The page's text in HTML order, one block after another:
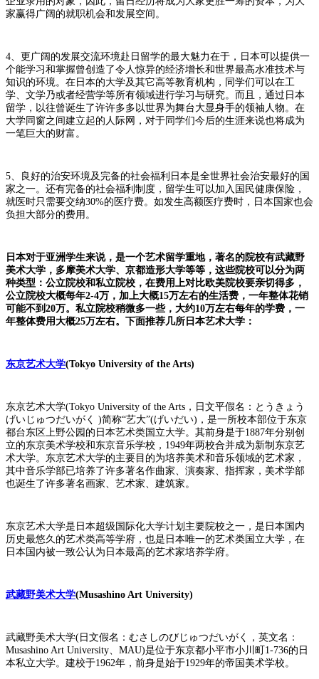
家赢得广阔的就职机会和发展空间。
4、更广阔的发展交流环境赴日留学的最大魅力在于，日本可以提供一
个能学习和掌握曾创造了令人惊异的经济增长和世界最高水准技术与
知识的环境。在日本的大学及其它高等教育机构，同学们可以在工
学、文学乃或者经营学等所有领域进行学习与研究。而且，通过日本
留学，以往曾诞生了许许多多以世界为舞台大显身手的领袖人物。在
大学同窗之间建立起的人际网，对于同学们今后的生涯来说也将成为
一笔巨大的财富。
5、良好的治安环境及完备的社会福利日本是全世界社会治安最好的国
家之一。还有完备的社会福利制度，留学生可以加入国民健康保险，
就医时只需要交纳30%的医疗费。如发生高额医疗费时，日本国家也会
负担大部分的费用。
日本对于亚洲学生来说，是一个艺术留学重地，著名的院校有武藏野
美术大学，多摩美术大学、京都造形大学等等，这些院校可以分为两
种类型：公立院校和私立院校，在费用上对比欧美院校要亲切得多，
公立院校大概每年2-4万，加上大概15万左右的生活费，一年整体花销
可能不到20万。私立院校稍微多一些，大约10万左右每年的学费，一
年整体费用大概25万左右。下面推荐几所日本艺术大学：
东京艺术大学(Tokyo University of the Arts)
东京艺术大学(Tokyo University of the Arts，日文平假名：とうきょう
げいじゅつだいがく )简称“艺大”(げいだい)，是一所校本部位于东京
都台东区上野公园的日本艺术类国立大学。其前身是于1887年分别创
立的东京美术学校和东京音乐学校，1949年两校合并成为新制东京艺
术大学。东京艺术大学的主要目的为培养美术和音乐领域的艺术家，
其中音乐学部已培养了许多著名作曲家、演奏家、指挥家，美术学部
也诞生了许多著名画家、艺术家、建筑家。
东京艺术大学是日本超级国际化大学计划主要院校之一，是日本国内
历史最悠久的艺术类高等学府，也是日本唯一的艺术类国立大学，在
日本国内被一致公认为日本最高的艺术家培养学府。
武藏野美术大学(Musashino Art University)
武藏野美术大学(日文假名：むさしのびじゅつだいがく，英文名：
Musashino Art University、MAU)是位于东京都小平市小川町1-736的日
本私立大学。建校于1962年，前身是始于1929年的帝国美术学校。